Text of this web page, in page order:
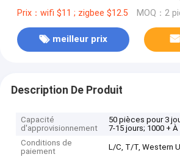
Commutateur de chauffe-eau
Prix：wifi $11 ; zigbee $12.5 MOQ：2
meilleur prix
Description De Produit
Capacité
d'approvisionnement
50 pièces pour 3
7-15 jours; 1000 +
Conditions de
paiement
L/C, T/T, Western